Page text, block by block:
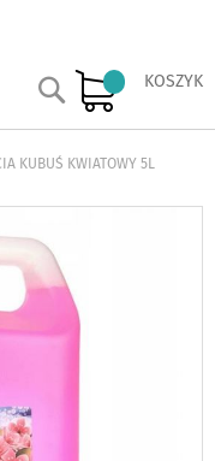
KOSZYK
Szukaj
KUBUŚ KWIATOWY 5L